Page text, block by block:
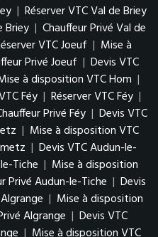
| Réserver VTC Val de Briey
Briey | Chauffeur Privé Val de
VTC Joeuf | Mise à
Privé Joeuf | Devis VTC
à disposition VTC Hom |
Féy | Réserver VTC Féy |
Privé Féy | Devis VTC
| Mise à disposition VTC
| Devis VTC Audun-le-
Tiche | Mise à disposition
Privé Audun-le-Tiche | Devis
| Mise à disposition
Algrange | Devis VTC